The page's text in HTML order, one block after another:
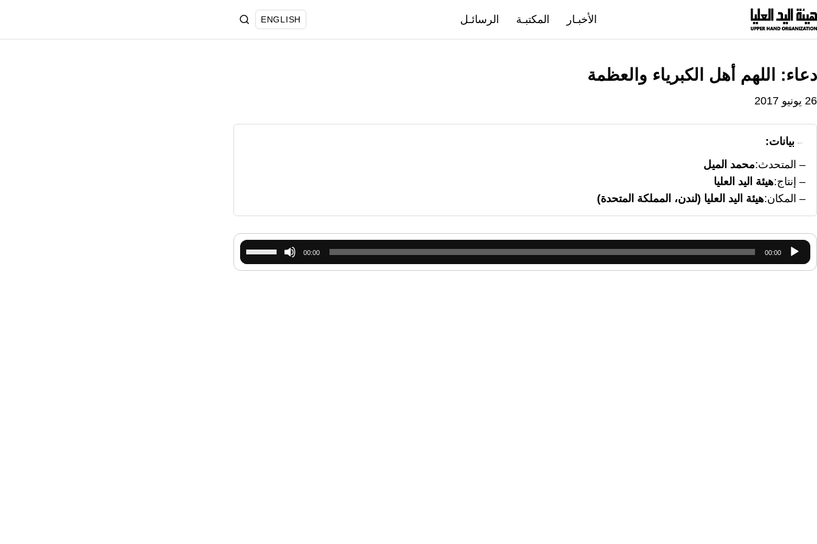
انتقل
إلى
المحتوى
الأخبـار المكتبـة الرسائـل ENGLISH
دعاء: اللهم أهل الكبرياء والعظمة
26 يونيو 2017
بيانات:
المتحدث محمد الميل
إنتاج هيئة اليد العليا
المكان هيئة اليد العليا (لندن، المملكة المتحدة)
مشغل
الصوت
00:00
00:00
استخدم
مفاتيح
الأسهم